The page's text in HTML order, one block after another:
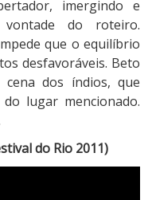
imergindo e
do roteiro.
que o equilíbrio
desfavoráveis. Beto
dos índios, que
lugar mencionado.
do Rio 2011)